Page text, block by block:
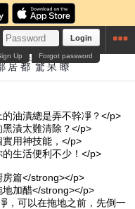
Login
Forgot password
Up
り
居
きょ
都
みやこ
驚
きょう
呆
ほう
瞭
りょう
油漬總是弄不幹凈？</p>
漬太難清除？</p>
用神技能，</p>
生活便利不少！</p>
篇</strong></p>
加醋</strong></p>
，可以在拖地之前，先倒一